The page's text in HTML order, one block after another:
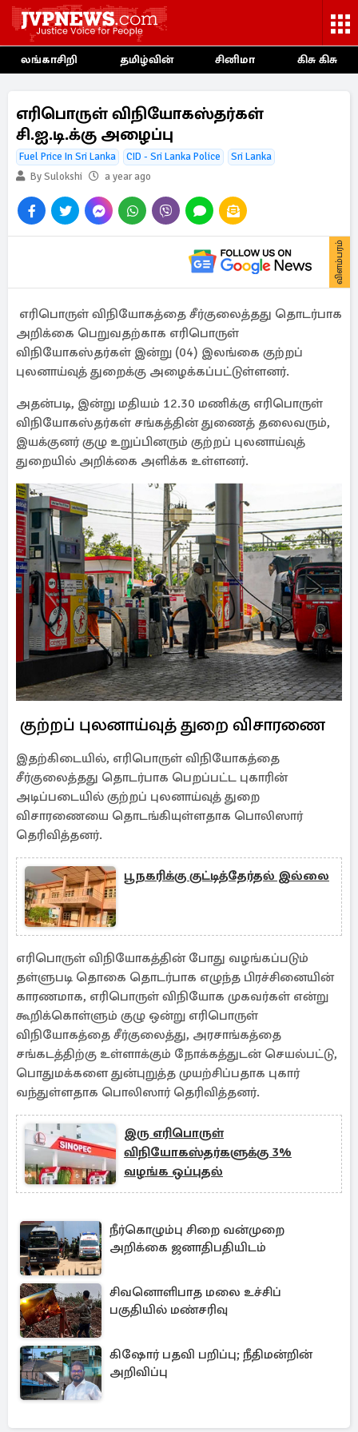
லங்காசிறி தமிழ்வின் சினிமா கிசு கிசு
எரிபொருள் விநியோகஸ்தர்கள்
சி.ஐ.டி.க்கு அழைப்பு
Fuel Price In Sri Lanka CID - Sri Lanka Police
Sri Lanka
By Sulokshi
a year ago
விளம்பரம்
எரிபொருள் விநியோகத்தை சீர்குலைத்தது தொடர்பாக
அறிக்கை பெறுவதற்காக எரிபொருள்
விநியோகஸ்தர்கள் இன்று (04) இலங்கை குற்றப்
புலனாய்வுத் துறைக்கு அழைக்கப்பட்டுள்ளனர்.
அதன்படி, இன்று மதியம் 12.30 மணிக்கு எரிபொருள்
விநியோகஸ்தர்கள் சங்கத்தின் துணைத் தலைவரும்,
இயக்குனர் குழு உறுப்பினரும் குற்றப் புலனாய்வுத்
துறையில் அறிக்கை அளிக்க உள்ளனர்.
குற்றப் புலனாய்வுத் துறை விசாரணை
இதற்கிடையில், எரிபொருள் விநியோகத்தை
சீர்குலைத்தது தொடர்பாக பெறப்பட்ட புகாரின்
அடிப்படையில் குற்றப் புலனாய்வுத் துறை
விசாரணையை தொடங்கியுள்ளதாக பொலிஸார்
தெரிவித்தனர்.
பூநகரிக்கு குட்டித்தேர்தல் இல்லை
எரிபொருள் விநியோகத்தின் போது வழங்கப்படும்
தள்ளுபடி தொகை தொடர்பாக எழுந்த பிரச்சினையின்
காரணமாக, எரிபொருள் விநியோக முகவர்கள் என்று
கூறிக்கொள்ளும் குழு ஒன்று எரிபொருள்
விநியோகத்தை சீர்குலைத்து, அரசாங்கத்தை
சங்கடத்திற்கு உள்ளாக்கும் நோக்கத்துடன் செயல்பட்டு,
பொதுமக்களை துன்புறுத்த முயற்சிப்பதாக புகார்
வந்துள்ளதாக பொலிஸார் தெரிவித்தனர்.
இரு எரிபொருள்
விநியோகஸ்தர்களுக்கு 3%
வழங்க ஒப்புதல்
நீர்கொழும்பு சிறை வன்முறை
அறிக்கை ஜனாதிபதியிடம்
சிவனொளிபாத மலை உச்சிப்
பகுதியில் மண்சரிவு
கிஷோர் பதவி பறிப்பு; நீதிமன்றின்
அறிவிப்பு